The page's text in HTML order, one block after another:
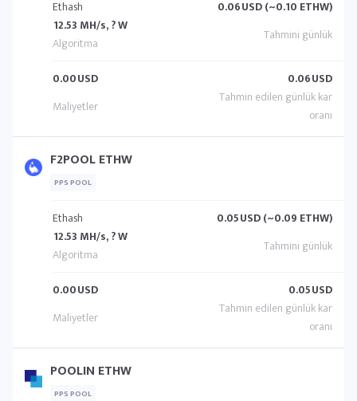
Ethash
12.53 MH/s, ? W
0.06USD (~0.10 ETHW)
0.00USD 0.06USD
F2POOL ETHW
PPS POOL
Ethash
12.53 MH/s, ? W
0.05USD (~0.09 ETHW)
0.00USD 0.05USD
POOLIN ETHW
PPS POOL